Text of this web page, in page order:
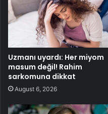
Uzmanı uyardı: Her miyom
masum değil! Rahim
sarkomuna dikkat
August 6, 2026